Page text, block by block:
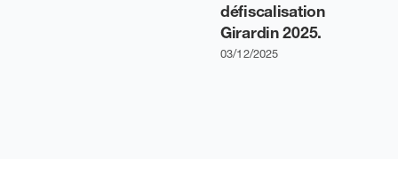
défiscalisation
Girardin 2025.
03/12/2025